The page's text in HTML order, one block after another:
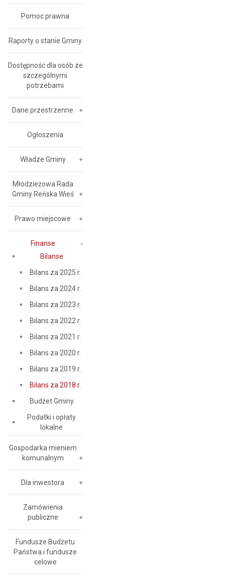
Pomoc prawna
Raporty o stanie Gminy
Dostępność dla osób ze
szczególnymi
potrzebami
Dane przestrzenne
Ogłoszenia
Władze Gminy
Młodzieżowa Rada
Gminy Reńska Wieś
Prawo miejscowe
Finanse
Bilanse
Bilans za 2025 r.
Bilans za 2024 r.
Bilans za 2023 r.
Bilans za 2022 r.
Bilans za 2021 r.
Bilans za 2020 r.
Bilans za 2019 r.
Bilans za 2018 r.
Budżet Gminy
Podatki i opłaty
lokalne
Gospodarka mieniem
komunalnym
Dla inwestora
Zamówienia
publiczne
Fundusze Budżetu
Państwa i fundusze
celowe